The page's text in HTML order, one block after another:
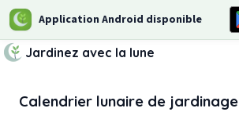
Application Android disponible
Jardinez avec la lune
Calendrier lunaire de jardinage